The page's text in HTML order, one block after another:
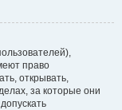
право
открывать,
за которые они